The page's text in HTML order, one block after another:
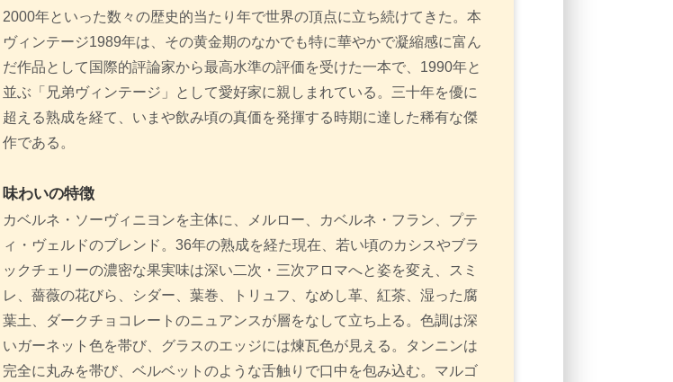
2000年といった数々の歴史的当たり年で世界の頂点に立ち続けてきた。本
ヴィンテージ1989年は、その黄金期のなかでも特に華やかで凝縮感に富ん
だ作品として国際的評論家から最高水準の評価を受けた一本で、1990年と
並ぶ「兄弟ヴィンテージ」として愛好家に親しまれている。三十年を優に
超える熟成を経て、いまや飲み頃の真価を発揮する時期に達した稀有な傑
作である。
味わいの特徴
カベルネ・ソーヴィニヨンを主体に、メルロー、カベルネ・フラン、プテ
ィ・ヴェルドのブレンド。36年の熟成を経た現在、若い頃のカシスやブラ
ックチェリーの濃密な果実味は深い二次・三次アロマへと姿を変え、スミ
レ、薔薇の花びら、シダー、葉巻、トリュフ、なめし革、紅茶、湿った腐
葉土、ダークチョコレートのニュアンスが層をなして立ち上る。色調は深
いガーネット色を帯び、グラスのエッジには煉瓦色が見える。タンニンは
完全に丸みを帯び、ベルベットのような舌触りで口中を包み込む。マルゴ